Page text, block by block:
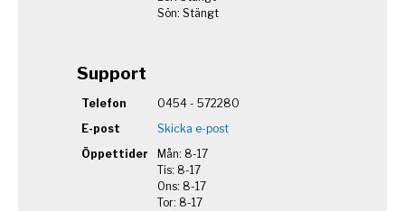
Sön: Stängt
Support
Telefon
0454 - 572280
E-post
Skicka e-post
Öppettider
Mån: 8-17
Tis: 8-17
Ons: 8-17
Tor: 8-17